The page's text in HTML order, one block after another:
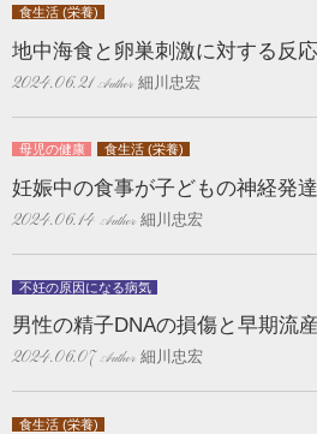
食生活 (栄養)
地中海食と卵巣刺激に対する反
2024.06.21 細川忠宏
母児の健康 食生活 (栄養)
妊娠中の食事が子どもの神経発
2024.06.14 細川忠宏
不妊の原因になる病気
男性の精子DNAの損傷と早期流
2024.06.07 細川忠宏
食生活 (栄養)